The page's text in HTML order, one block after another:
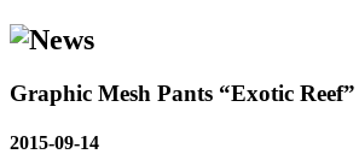
Graphic Mesh Pants “Exotic Reef”
2015-09-14